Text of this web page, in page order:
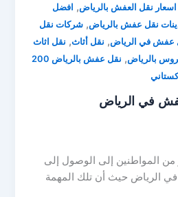
اسعار نقل العفش بالرياض, افضل
نقل عفش بالرياض,شركات نقل
عفش في الرياض, نقل أثاث, نقل اثاث
بالرياض,
نقل عفش بالرياض 200
في الرياض
من المواطنين إلى الوصول إلى
الرياض حيث أن تلك المهمة